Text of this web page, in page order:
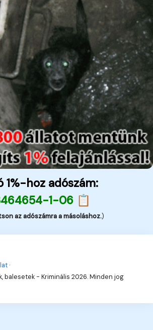
1%-hoz adószám:
1-06 📋
az adószámra a másoláshoz.)
·
balesetek - Kriminális 2026. Minden jog